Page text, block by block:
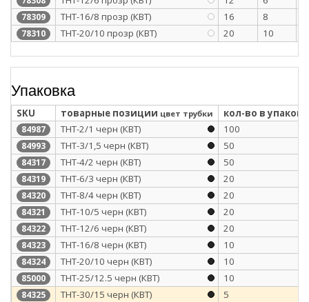
78309 ТНТ-16/8 прозр (КВТ) 16 8
78310 ТНТ-20/10 прозр (КВТ) 20 10
Упаковка
SKU товарные позиции цвет трубки кол-во в
84987 ТНТ-2/1 черн (КВТ) 100
84993 ТНТ-3/1,5 черн (КВТ) 50
84317 ТНТ-4/2 черн (КВТ) 50
84319 ТНТ-6/3 черн (КВТ) 20
84320 ТНТ-8/4 черн (КВТ) 20
84321 ТНТ-10/5 черн (КВТ) 20
84322 ТНТ-12/6 черн (КВТ) 20
84323 ТНТ-16/8 черн (КВТ) 10
84324 ТНТ-20/10 черн (КВТ) 10
85000 ТНТ-25/12.5 черн (КВТ) 10
84325 ТНТ-30/15 черн (КВТ) 5